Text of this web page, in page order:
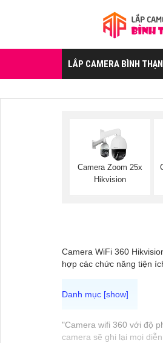
LẮP CAMERA BÌNH
Camera Zoom 25x
Hikvision
Camera WiFi 360
hợp các chức năng tiện
"Camera wifi 360 với độ
camera sẽ ghi lại mọi